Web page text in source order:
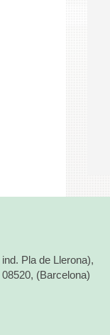
Pla de Llerona),
08520, (Barcelona)